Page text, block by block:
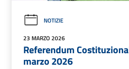
NOTIZIE
23 MARZO 2026
Referendum
marzo 2026